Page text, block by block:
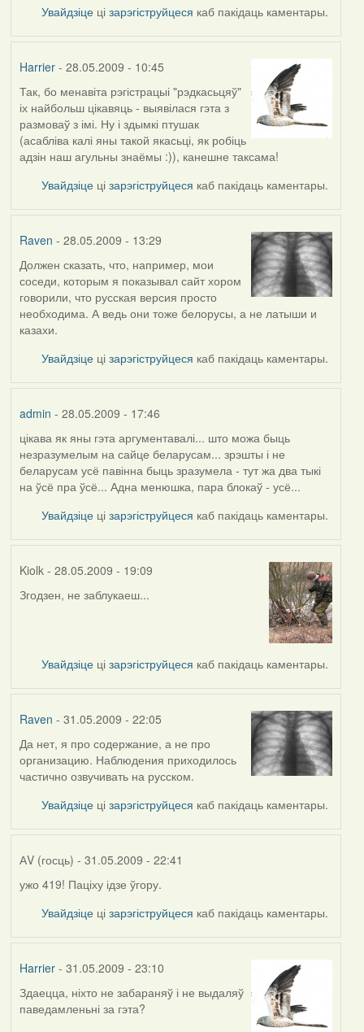
Увайдзіце цізарэгіструйцеся каб пакідаць каментары.
Harrier- 28.05.2009 - 10:45
In
reply
to
by
Oh-
Voegel
Так, бо менавіта рэгістрацыі "рэдкасьцяў"
іх найбольш цікавяць - выявілася гэта з
размоваў з імі. Ну і здымкі птушак
(асабліва калі яны такой якасьці, як робіць
адзін наш агульны знаёмы :)), канешне таксама!
Увайдзіце цізарэгіструйцеся каб пакідаць каментары.
Raven - 28.05.2009 - 13:29
In
reply
to
by
Harrier
Должен сказать, что, например, мои
соседи, которым я показывал сайт хором
говорили, что русская версия просто
необходима. А ведь они тоже белорусы, а не латыши и
казахи.
Увайдзіце цізарэгіструйцеся каб пакідаць каментары.
admin - 28.05.2009 - 17:46
In
reply
to
by
Raven
цікава як яны гэта аргументавалі... што можа быць
незразумелым на сайце беларусам... зрэшты і не
беларусам усё павінна быць зразумела - тут жа два тыкі
на ўсё пра ўсё... Адна менюшка, пара блокаў - усё...
Увайдзіце цізарэгіструйцеся каб пакідаць каментары.
Kiolk- 28.05.2009 - 19:09
In
admin
Згодзен, не заблукаеш...
Увайдзіце цізарэгіструйцеся каб пакідаць каментары.
Raven - 31.05.2009 - 22:05
In
reply
to
Да нет, я про содержание, а не про
организацию. Наблюдения приходилось
частично озвучивать на русском.
Увайдзіце цізарэгіструйцеся каб пакідаць каментары.
АV (госць) - 31.05.2009 - 22:41
In
reply
by
ужо 419! Паціху ідзе ўгору.
Увайдзіце цізарэгіструйцеся каб пакідаць каментары.
Harrier- 31.05.2009 - 23:10
In
reply
Здаецца, ніхто не забараняў і не выдаляў
паведамленьні за гэта?